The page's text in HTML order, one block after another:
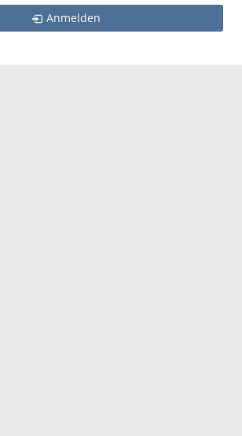
Anmelden